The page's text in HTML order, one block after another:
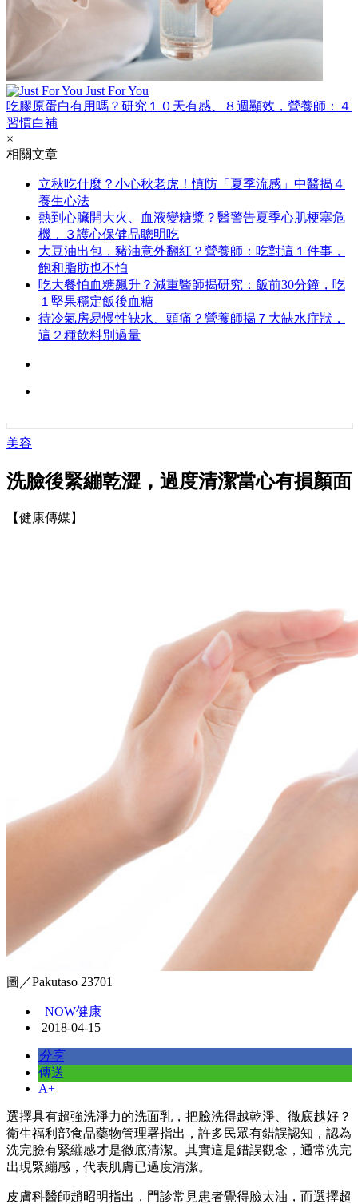
Just For You
吃膠原蛋白有用嗎？研究１０天有感、８週顯效，營養師：４
習慣白補
×
相關文章
立秋吃什麼？小心秋老虎！慎防「夏季流感」中醫揭４
養生心法
熱到心臟開大火、血液變糖漿？醫警告夏季心肌梗塞危
機，３護心保健品聰明吃
大豆油出包，豬油意外翻紅？營養師：吃對這１件事，
飽和脂肪也不怕
吃大餐怕血糖飆升？減重醫師揭研究：飯前30分鐘，吃
１堅果穩定飯後血糖
待冷氣房易慢性缺水、頭痛？營養師揭７大缺水症狀，
這２種飲料別過量
美容
洗臉後緊繃乾澀，過度清潔當心有損顏面
【健康傳媒】
圖／Pakutaso 23701
NOW健康
2018-04-15
分享
傳送
A+
選擇具有超強洗淨力的洗面乳，把臉洗得越乾淨、徹底越好？
衛生福利部食品藥物管理署指出，許多民眾有錯誤認知，認為
洗完臉有緊繃感才是徹底清潔。其實這是錯誤觀念，通常洗完
出現緊繃感，代表肌膚已過度清潔。
皮膚科醫師趙昭明指出，門診常見患者覺得臉太油，而選擇超